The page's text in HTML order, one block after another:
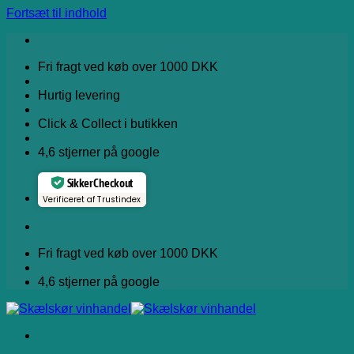
Fortsæt til indhold
Fri fragt ved køb over 1000 DKK
Hurtig levering
Click & Collect i butikken
4,6 stjerner på google
Sikker Checkout
Verificeret af Trustindex
Fri fragt ved køb over 1000 DKK
4,6 stjerner på google